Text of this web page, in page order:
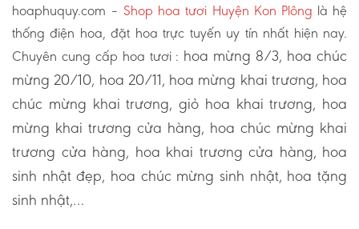
hoaphuquy.com – Shop hoa tươi Huyện Kon Plông là hệ
thống điện hoa, đặt hoa trực tuyến uy tín nhất hiện nay.
Chuyên cung cấp hoa tươi : hoa mừng 8/3, hoa chúc
mừng 20/10, hoa 20/11, hoa mừng khai trương, hoa
chúc mừng khai trương, giỏ hoa khai trương, hoa
mừng khai trương cửa hàng, hoa chúc mừng khai
trương cửa hàng, hoa khai trương cửa hàng, hoa
sinh nhật đẹp, hoa chúc mừng sinh nhật, hoa tặng
sinh nhật,…